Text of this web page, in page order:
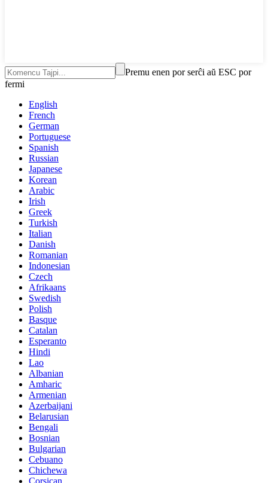
Premu enen por serĉi aŭ ESC por
fermi
English
French
German
Portuguese
Spanish
Russian
Japanese
Korean
Arabic
Irish
Greek
Turkish
Italian
Danish
Romanian
Indonesian
Czech
Afrikaans
Swedish
Polish
Basque
Catalan
Esperanto
Hindi
Lao
Albanian
Amharic
Armenian
Azerbaijani
Belarusian
Bengali
Bosnian
Bulgarian
Cebuano
Chichewa
Corsican